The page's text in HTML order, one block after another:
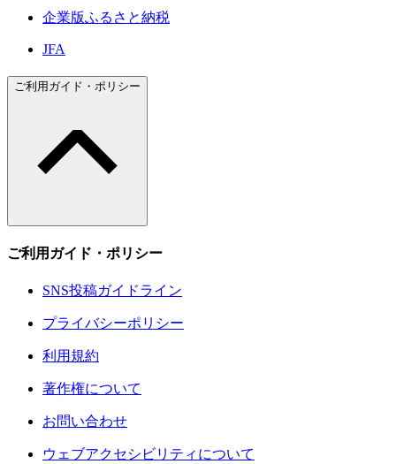
企業版ふるさと納税
JFA
ご利用ガイド・ポリシー
ご利用ガイド・ポリシー
SNS投稿ガイドライン
プライバシーポリシー
利用規約
著作権について
お問い合わせ
ウェブアクセシビリティについて